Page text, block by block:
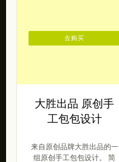
大胜出品 原创手
工包包设计
来自原创品牌大胜出品的一
组原创手工包包设计。 简
去购买